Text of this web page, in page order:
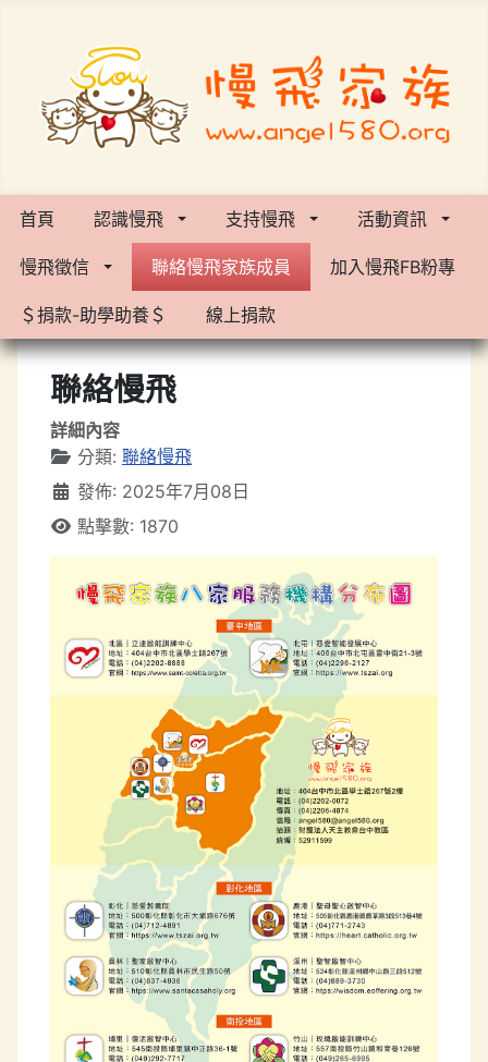
首頁 認識慢飛 支持慢飛 活動資訊
慢飛徵信 聯絡慢飛家族成員 加入慢飛FB粉專
＄捐款-助學助養＄ 線上捐款
聯絡慢飛
詳細內容
分類: 聯絡慢飛
發佈: 2025年7月08日
點擊數: 1870